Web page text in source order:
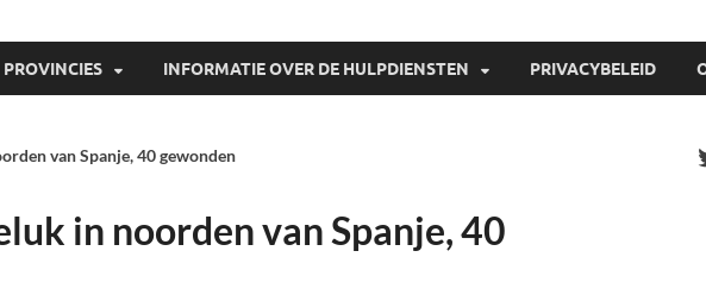
PROVINCIES INFORMATIE OVER DE HULPDIENSTEN PRIVACYBELEID
van Spanje, 40 gewonden
in noorden van Spanje, 40